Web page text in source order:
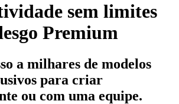
sem limites
Premium
a milhares de modelos
para criar
ou com uma equipe.